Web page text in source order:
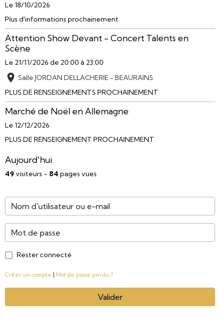
Le 18/10/2026
Plus d'informations prochainement
Attention Show Devant - Concert Talents en
Scène
Le 21/11/2026 de 20:00 à 23:00
Salle JORDAN DELLACHERIE - BEAURAINS
PLUS DE RENSEIGNEMENTS PROCHAINEMENT
Marché de Noël en Allemagne
Le 12/12/2026
PLUS DE RENSEIGNEMENT PROCHAINEMENT
Aujourd'hui
49 visiteurs - 84 pages vues
Rester connecté
Créer un compte Mot de passe perdu ?
Valider